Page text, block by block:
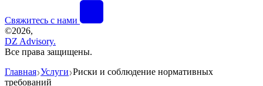
Свяжитесь с нами
©2026,
DZ Advisory.
Все права защищены.
Главная❯Услуги ❯Риски и соблюдение нормативных
требований